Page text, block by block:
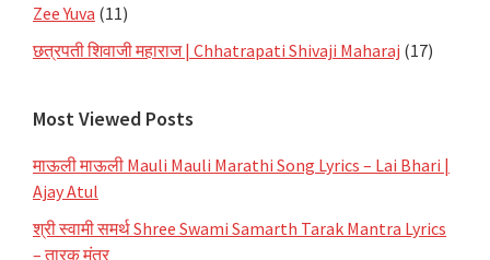
Zee Yuva (11)
छत्रपती शिवाजी महाराज | Chhatrapati Shivaji Maharaj (17)
Most Viewed Posts
माऊली माऊली Mauli Mauli Marathi Song Lyrics – Lai Bhari |
Ajay Atul
श्री स्वामी समर्थ Shree Swami Samarth Tarak Mantra Lyrics
– तारक मंत्र